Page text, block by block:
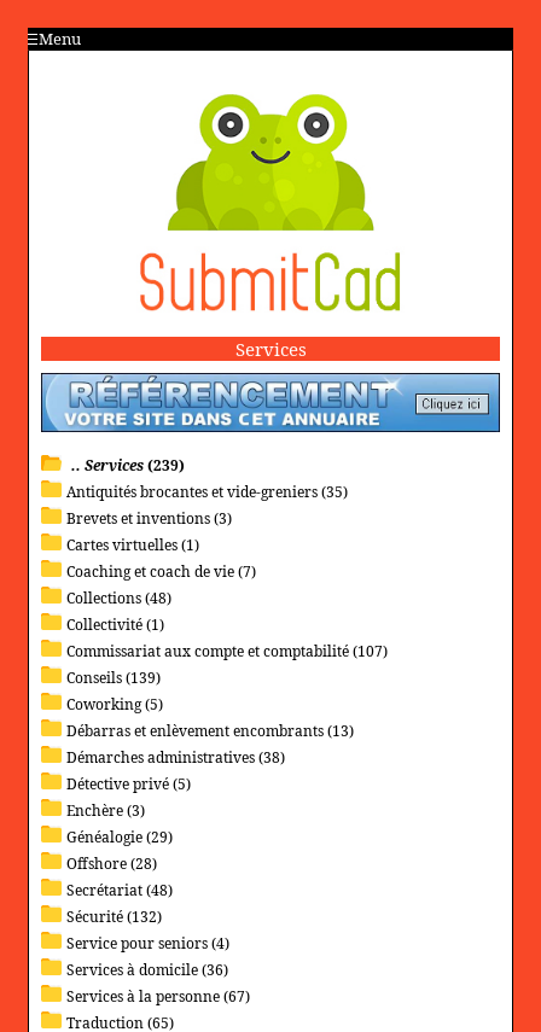
Menu
Services
.. Services(239)
Antiquités brocantes et vide-greniers (35)
Brevets et inventions (3)
Cartes virtuelles (1)
Coaching et coach de vie (7)
Collections (48)
Collectivité (1)
Commissariat aux compte et comptabilité (107)
Conseils (139)
Coworking (5)
Débarras et enlèvement encombrants (13)
Démarches administratives (38)
Détective privé (5)
Enchère (3)
Généalogie (29)
Offshore (28)
Secrétariat (48)
Sécurité (132)
Service pour seniors (4)
Services à domicile (36)
Services à la personne (67)
Traduction (65)